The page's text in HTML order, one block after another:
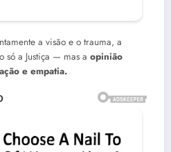
a visão e o trauma, a
só a Justiça — mas a opinião
e empatia.